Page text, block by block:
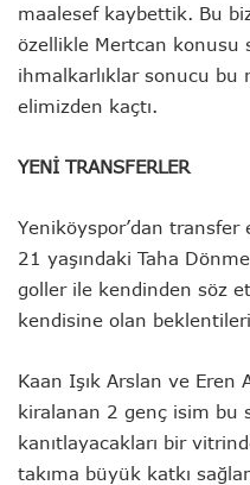
maalesef kaybettik. Bu
özellikle Mertcan konusu
ihmalkarlıklar sonucu bu
elimizden kaçtı.
YENİ TRANSFERLER
Yeniköyspor’dan transfer
21 yaşındaki Taha
goller ile kendinden söz
kendisine olan beklentileri
Kaan Işık Arslan ve Eren
kiralanan 2 genç isim bu
kanıtlayacakları bir
takıma büyük katkı